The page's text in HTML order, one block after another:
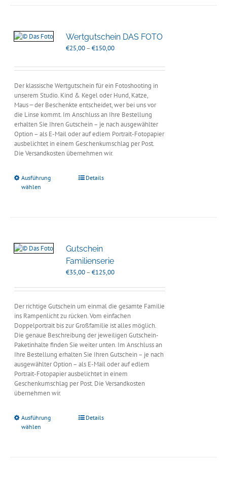
Wertgutschein DAS FOTO
€25,00–€150,00Preisspanne:
bis
Der klassische Wertgutschein für ein Fotoshooting in
unserem Studio. Kind & Kegel oder Hund, Katze,
Maus ̶̶̶ der Beschenkte entscheidet, wer bei uns vor
die Linse kommt. Im Anschluss an Ihre Bestellung
erhalten Sie Ihren Gutschein – je nach ausgewählter
Option – als E-Mail oder auf edlem Portrait-Fotopapier
ausbelichtet in einem Geschenkumschlag per Post.
Die Versandkosten übernehmen wir.
Ausführung
wählen
Details
Gutschein
Familienserie
€35,00–€125,00Preisspanne:
bis
Der richtige Gutschein um einmal die gesamte Familie
ins Rampenlicht zu rücken. Vom einfachen
Doppelportrait bis zur Großfamilie ist alles möglich.
Die genaue Beschreibung der jeweiligen Gutschein-
Paketinhalte finden Sie weiter unten. Im Anschluss an
Ihre Bestellung erhalten Sie Ihren Gutschein – je nach
ausgewählter Option – als E-Mail oder auf edlem
Portrait-Fotopapier ausbelichtet in einem
Geschenkumschlag per Post. Die Versandkosten
übernehmen wir.
Ausführung
wählen
Details